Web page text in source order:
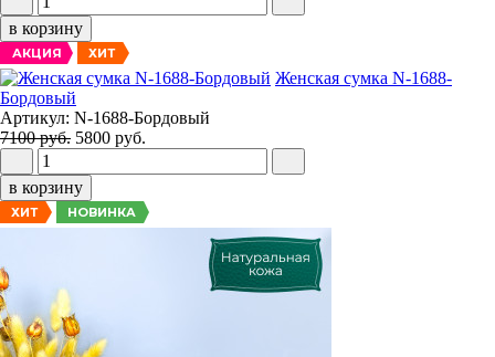
в корзину
АКЦИЯ ХИТ
Женская сумка N-1688-
Бордовый
Артикул: N-1688-Бордовый
7100 руб. 5800 руб.
в корзину
ХИТ НОВИНКА